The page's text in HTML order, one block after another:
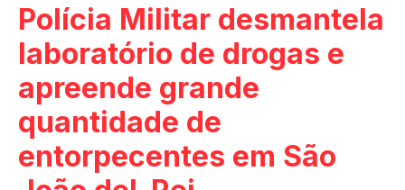
Polícia Militar desmantela
laboratório de drogas e
apreende grande
quantidade de
entorpecentes em São